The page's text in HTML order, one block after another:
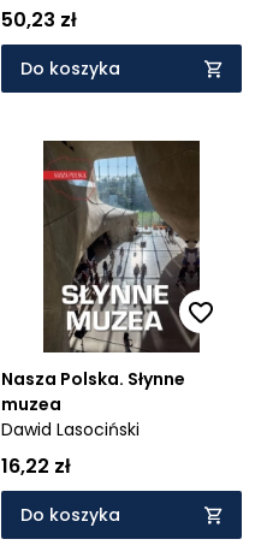
50,23 zł
Do koszyka
Nasza Polska. Słynne
muzea
Dawid Lasociński
16,22 zł
Do koszyka